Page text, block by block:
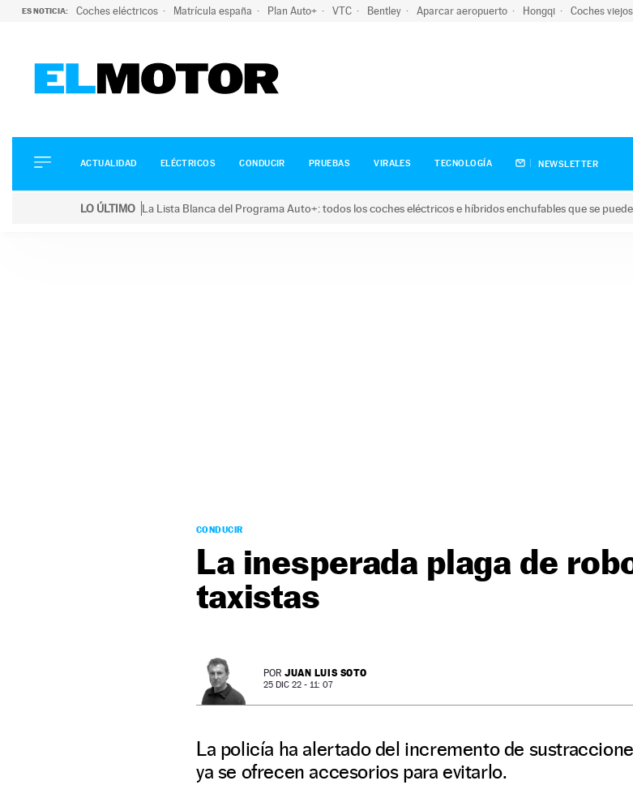
ES NOTICIA: Coches eléctricos Matrícula españa Plan Auto+ VTC Bentley Aparcar aeropuerto Hongqi Coches
ELÉCTRICOS
CONDUCIR
ACTUALIDAD ELÉCTRICOS CONDUCIR PRUEBAS VIRALES TECNOLOGÍA NEWSLETTER
LO ÚLTIMO La Lista Blanca del Programa Auto+: todos los coches eléctricos e híbridos enchufables que se
CONDUCIR
La inesperada plaga de
taxistas
POR JUAN LUIS SOTO
25 DIC 22 - 11: 07
La policía ha alertado del incremento de
ya se ofrecen accesorios para evitarlo.